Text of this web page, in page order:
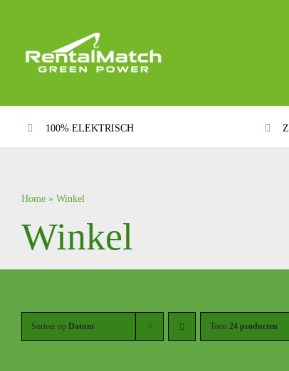
inhoud
100% ELEKTRISCH
Home» Winkel
Winkel
Sorteer op Datum Toon 24 producten